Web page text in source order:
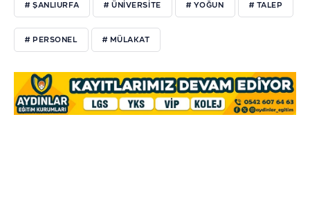
# ŞANLIURFA # ÜNİVERSİTE # YOĞUN # TALEP
# PERSONEL # MÜLAKAT